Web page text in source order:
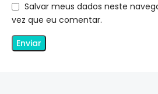
Salvar meus dados neste
vez que eu comentar.